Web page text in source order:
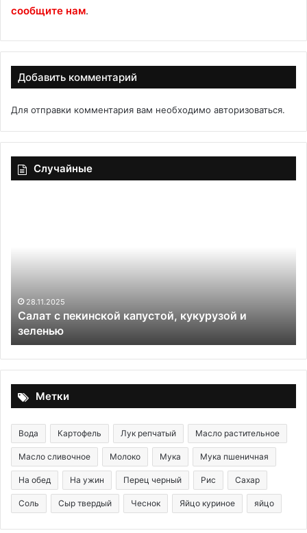
сообщите нам.
Добавить комментарий
Для отправки комментария вам необходимо авторизоваться.
Случайные
28.11.2025
Салат с пекинской капустой, кукурузой и
зеленью
на
Метки
Вода Картофель Лук репчатый Масло растительное
Масло сливочное Молоко Мука Мука пшеничная
На обед На ужин Перец черный Рис Сахар
Соль Сыр твердый Чеснок Яйцо куриное яйцо